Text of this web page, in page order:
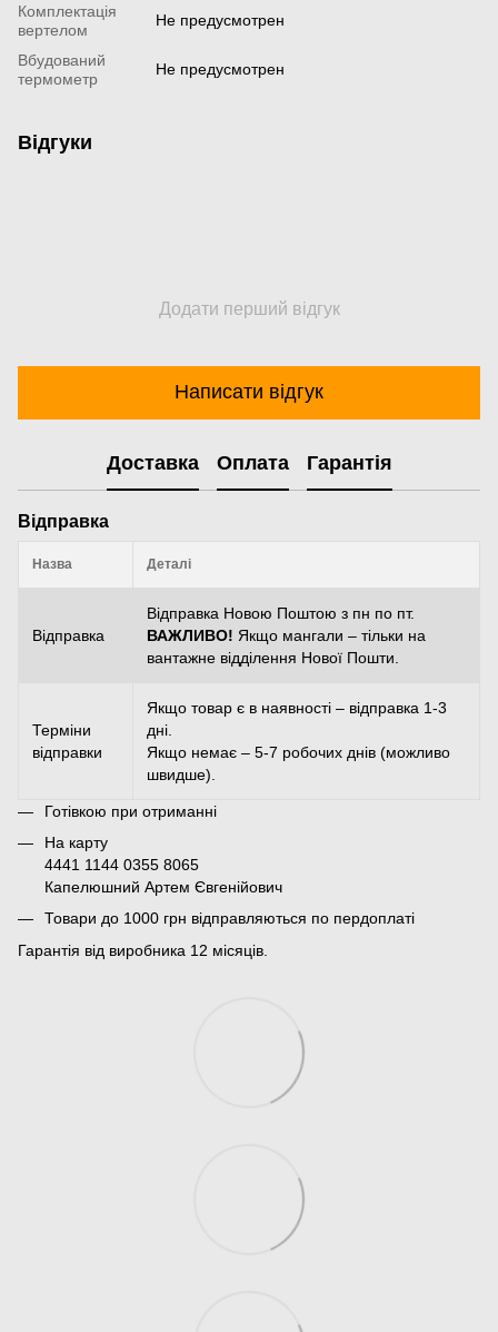
Комплектація
вертелом
Не предусмотрен
Вбудований
термометр
Не предусмотрен
Відгуки
Додати перший відгук
Написати відгук
Доставка Оплата Гарантія
Відправка
Назва Деталі
Відправка
Відправка Новою Поштою з пн по пт.
ВАЖЛИВО! Якщо мангали – тільки на
вантажне відділення Нової Пошти.
Терміни
відправки
Якщо товар є в наявності – відправка 1-3
дні.
Якщо немає – 5-7 робочих днів (можливо
швидше).
Готівкою при отриманні
На карту
4441 1144 0355 8065
Капелюшний Артем Євгенійович
Товари до 1000 грн відправляються по пердоплаті
Гарантія від виробника 12 місяців.